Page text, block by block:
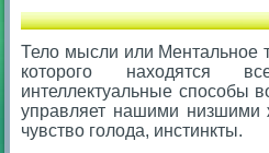
Тело мысли или Ментальное
которого находятся
интеллектуальные способы
управляет нашими низшими
чувство голода, инстинкты.